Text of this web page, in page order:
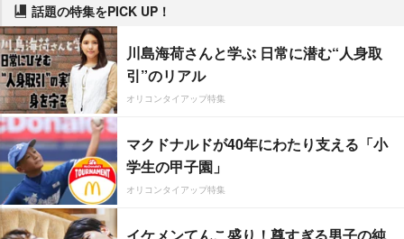
話題の特集をPICK UP！
川島海荷さんと学ぶ 日常に潜む“人身取
引”のリアル
オリコンタイアップ特集
マクドナルドが40年にわたり支える「小
学生の甲子園」
オリコンタイアップ特集
イケメンてんこ盛り！尊すぎる男子の純